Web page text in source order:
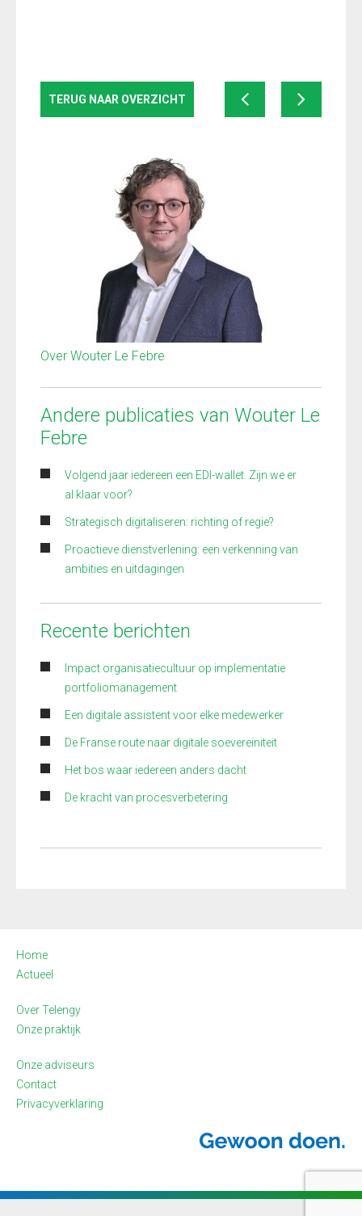
TERUG NAAR OVERZICHT
Over Wouter Le Febre
Andere publicaties van Wouter Le
Febre
Volgend jaar iedereen een EDI-wallet. Zijn we er
al klaar voor?
Strategisch digitaliseren: richting of regie?
Proactieve dienstverlening: een verkenning van
ambities en uitdagingen
Recente berichten
Impact organisatiecultuur op implementatie
portfoliomanagement
Een digitale assistent voor elke medewerker
De Franse route naar digitale soevereiniteit
Het bos waar iedereen anders dacht
De kracht van procesverbetering
Home
Actueel
Over Telengy
Onze praktijk
Onze adviseurs
Contact
Privacyverklaring